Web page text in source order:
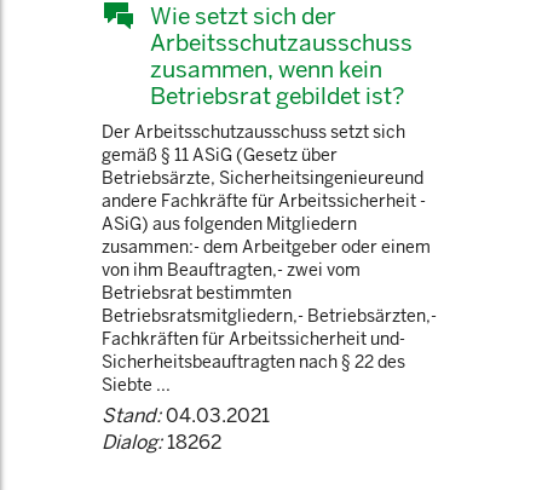
Wie setzt sich der
Arbeitsschutzausschuss
zusammen, wenn kein
Betriebsrat gebildet ist?
Der Arbeitsschutzausschuss setzt sich
gemäß § 11 ASiG (Gesetz über
Betriebsärzte, Sicherheitsingenieureund
andere Fachkräfte für Arbeitssicherheit -
ASiG) aus folgenden Mitgliedern
zusammen:- dem Arbeitgeber oder einem
von ihm Beauftragten,- zwei vom
Betriebsrat bestimmten
Betriebsratsmitgliedern,- Betriebsärzten,-
Fachkräften für Arbeitssicherheit und-
Sicherheitsbeauftragten nach § 22 des
Siebte ...
Stand:04.03.2021
Dialog:18262